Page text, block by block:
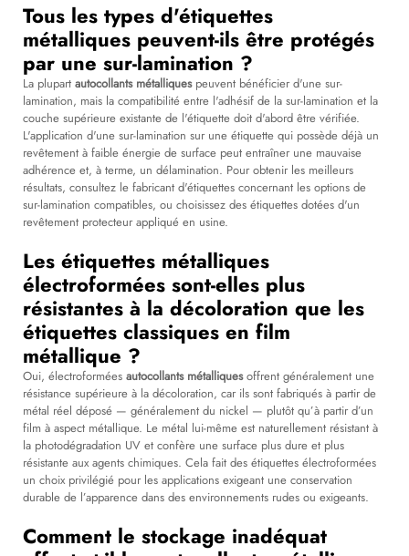
Tous les types d'étiquettes
métalliques peuvent-ils être protégés
par une sur-lamination ?
La plupart autocollants métalliques peuvent bénéficier d'une sur-
lamination, mais la compatibilité entre l'adhésif de la sur-lamination et la
couche supérieure existante de l'étiquette doit d'abord être vérifiée.
L'application d'une sur-lamination sur une étiquette qui possède déjà un
revêtement à faible énergie de surface peut entraîner une mauvaise
adhérence et, à terme, un délamination. Pour obtenir les meilleurs
résultats, consultez le fabricant d'étiquettes concernant les options de
sur-lamination compatibles, ou choisissez des étiquettes dotées d'un
revêtement protecteur appliqué en usine.
Les étiquettes métalliques
électroformées sont-elles plus
résistantes à la décoloration que les
étiquettes classiques en film
métallique ?
Oui, électroformées autocollants métalliquesoffrent généralement une
résistance supérieure à la décoloration, car ils sont fabriqués à partir de
métal réel déposé — généralement du nickel — plutôt qu’à partir d’un
film à aspect métallique. Le métal lui-même est naturellement résistant à
la photodégradation UV et confère une surface plus dure et plus
résistante aux agents chimiques. Cela fait des étiquettes électroformées
un choix privilégié pour les applications exigeant une conservation
durable de l’apparence dans des environnements rudes ou exigeants.
Comment le stockage inadéquat